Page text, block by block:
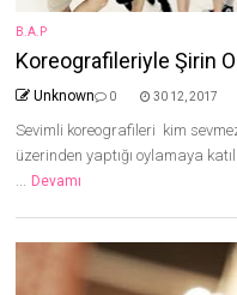
B.A.P
Koreografileriyle Şirin
Unknown 0 30 12, 2017
Sevimli koreografileri kim
üzerinden yaptığı oylamaya
... Devamı